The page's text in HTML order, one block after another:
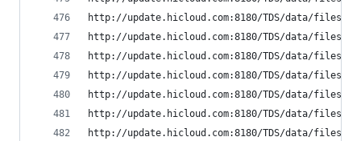
http://update.hicloud.com:8180/TDS/data/files/
http://update.hicloud.com:8180/TDS/data/files/p9/
http://update.hicloud.com:8180/TDS/data/files/p9/
http://update.hicloud.com:8180/TDS/data/files/p9/
http://update.hicloud.com:8180/TDS/data/files/p9/
http://update.hicloud.com:8180/TDS/data/files/p9/
http://update.hicloud.com:8180/TDS/data/files/p9/